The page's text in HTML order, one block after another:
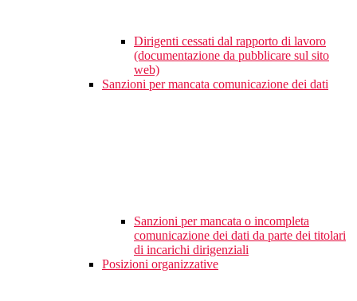
Dirigenti cessati dal rapporto di lavoro
(documentazione da pubblicare sul sito
web)
Sanzioni per mancata comunicazione dei dati
Sanzioni per mancata o incompleta
comunicazione dei dati da parte dei titolari
di incarichi dirigenziali
Posizioni organizzative